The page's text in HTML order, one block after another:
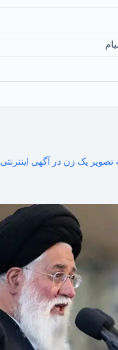
تصویر یک زن در آگهی اینترنتی